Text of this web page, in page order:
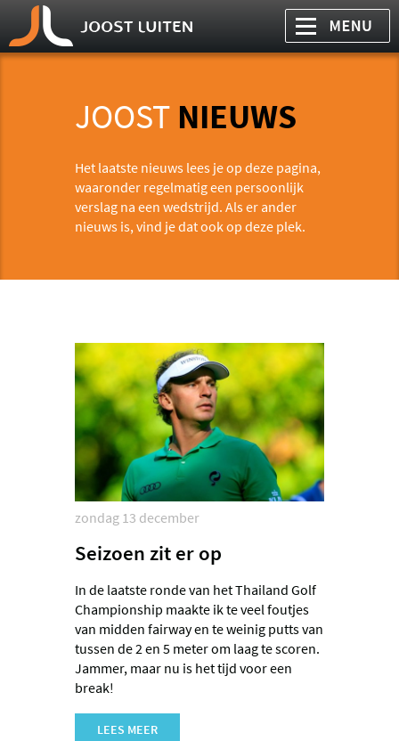
JOOST NIEUWS
Het laatste nieuws lees je op deze pagina,
waaronder regelmatig een persoonlijk
verslag na een wedstrijd. Als er ander
nieuws is, vind je dat ook op deze plek.
zondag 13 december
Seizoen zit er op
In de laatste ronde van het Thailand Golf
Championship maakte ik te veel foutjes
van midden fairway en te weinig putts van
tussen de 2 en 5 meter om laag te scoren.
Jammer, maar nu is het tijd voor een
break!
LEES MEER